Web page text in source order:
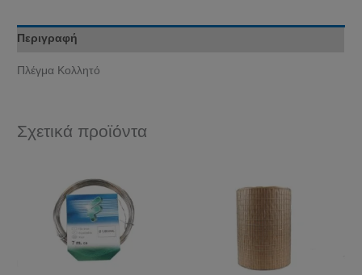
Περιγραφή
Πλέγμα Κολλητό
Σχετικά προϊόντα